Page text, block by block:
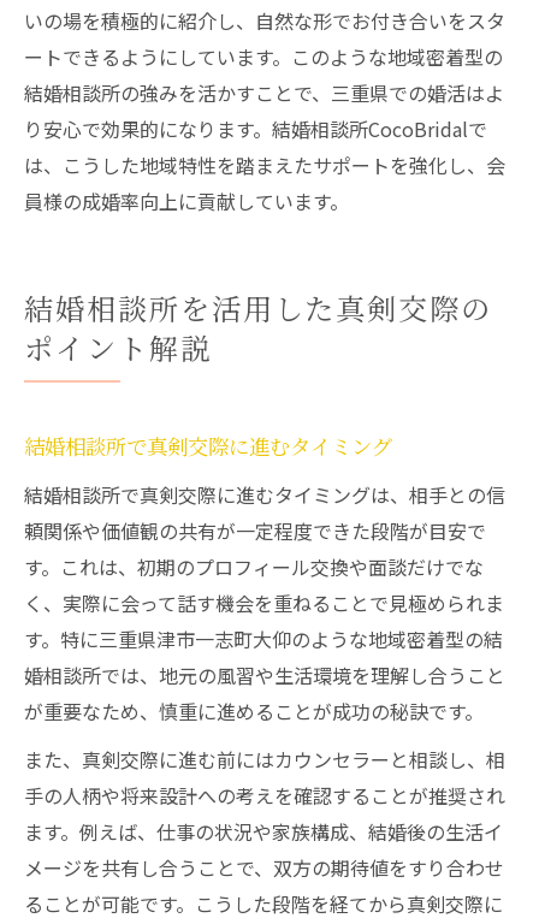
いの場を積極的に紹介し、自然な形でお付き合いをスタ
ートできるようにしています。このような地域密着型の
結婚相談所の強みを活かすことで、三重県での婚活はよ
り安心で効果的になります。結婚相談所CocoBridalで
は、こうした地域特性を踏まえたサポートを強化し、会
員様の成婚率向上に貢献しています。
結婚相談所を活用した真剣交際の
ポイント解説
結婚相談所で真剣交際に進むタイミング
結婚相談所で真剣交際に進むタイミングは、相手との信
頼関係や価値観の共有が一定程度できた段階が目安で
す。これは、初期のプロフィール交換や面談だけでな
く、実際に会って話す機会を重ねることで見極められま
す。特に三重県津市一志町大仰のような地域密着型の結
婚相談所では、地元の風習や生活環境を理解し合うこと
が重要なため、慎重に進めることが成功の秘訣です。
また、真剣交際に進む前にはカウンセラーと相談し、相
手の人柄や将来設計への考えを確認することが推奨され
ます。例えば、仕事の状況や家族構成、結婚後の生活イ
メージを共有し合うことで、双方の期待値をすり合わせ
ることが可能です。こうした段階を経てから真剣交際に